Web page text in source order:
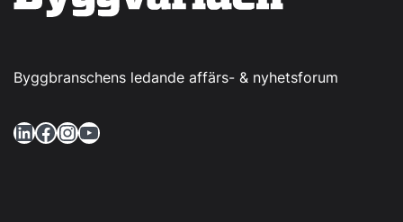
Byggbranschens ledande affärs- & nyhetsforum
LinkedIn Facebook InstagramYouTube